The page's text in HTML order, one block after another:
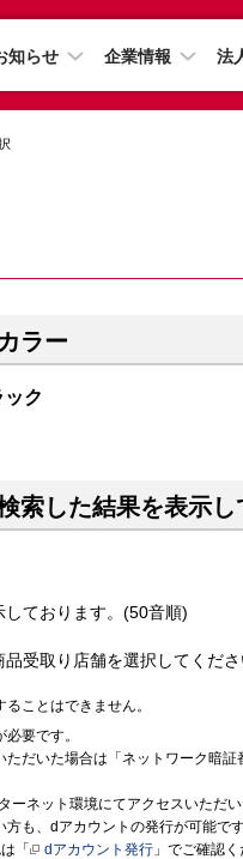
知らせ 企業情報 法
ラー
ク
索した結果を表示し
ております。(50音順)
受取り店舗を選択してくださ
ことはできません。
要です。
ただいた場合は「ネットワーク暗
ーネット環境にてアクセスいただ
も、dアカウントの発行が可能です
「
dアカウント発行 」でご確認く